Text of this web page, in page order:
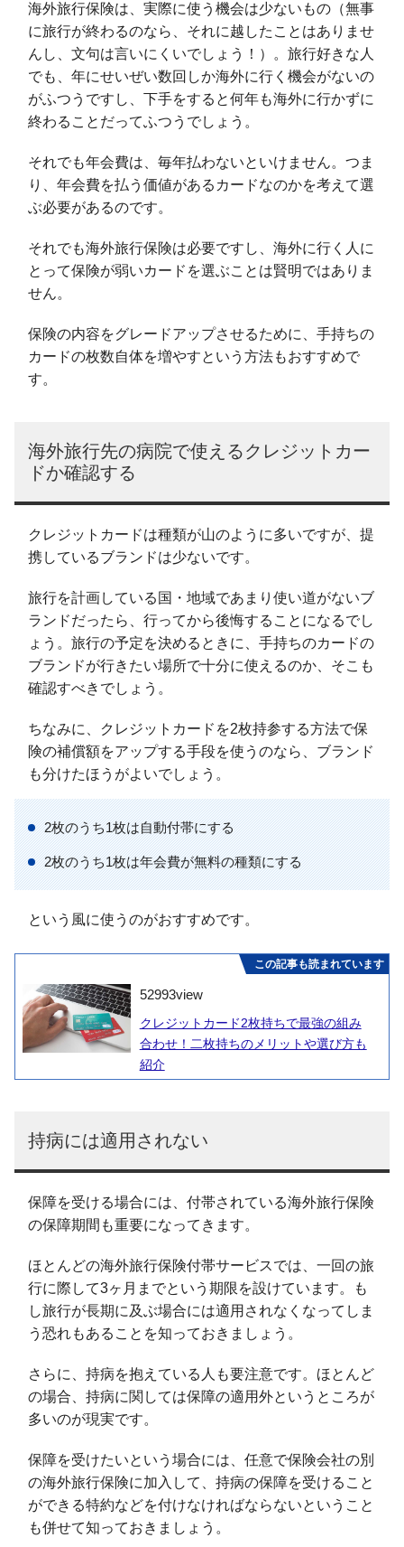
海外旅行保険は、実際に使う機会は少ないもの（無事
に旅行が終わるのなら、それに越したことはありませ
んし、文句は言いにくいでしょう！）。旅行好きな人
でも、年にせいぜい数回しか海外に行く機会がないの
がふつうですし、下手をすると何年も海外に行かずに
終わることだってふつうでしょう。
それでも年会費は、毎年払わないといけません。つま
り、年会費を払う価値があるカードなのかを考えて選
ぶ必要があるのです。
それでも海外旅行保険は必要ですし、海外に行く人に
とって保険が弱いカードを選ぶことは賢明ではありま
せん。
保険の内容をグレードアップさせるために、手持ちの
カードの枚数自体を増やすという方法もおすすめで
す。
海外旅行先の病院で使えるクレジットカー
ドか確認する
クレジットカードは種類が山のように多いですが、提
携しているブランドは少ないです。
旅行を計画している国・地域であまり使い道がないブ
ランドだったら、行ってから後悔することになるでし
ょう。旅行の予定を決めるときに、手持ちのカードの
ブランドが行きたい場所で十分に使えるのか、そこも
確認すべきでしょう。
ちなみに、クレジットカードを2枚持参する方法で保
険の補償額をアップする手段を使うのなら、ブランド
も分けたほうがよいでしょう。
2枚のうち1枚は自動付帯にする
2枚のうち1枚は年会費が無料の種類にする
という風に使うのがおすすめです。
この記事も読まれています
52993view
クレジットカード2枚持ちで最強の組み
合わせ！二枚持ちのメリットや選び方も
紹介
持病には適用されない
保障を受ける場合には、付帯されている海外旅行保険
の保障期間も重要になってきます。
ほとんどの海外旅行保険付帯サービスでは、一回の旅
行に際して3ヶ月までという期限を設けています。も
し旅行が長期に及ぶ場合には適用されなくなってしま
う恐れもあることを知っておきましょう。
さらに、持病を抱えている人も要注意です。ほとんど
の場合、持病に関しては保障の適用外というところが
多いのが現実です。
保障を受けたいという場合には、任意で保険会社の別
の海外旅行保険に加入して、持病の保障を受けること
ができる特約などを付けなければならないということ
も併せて知っておきましょう。